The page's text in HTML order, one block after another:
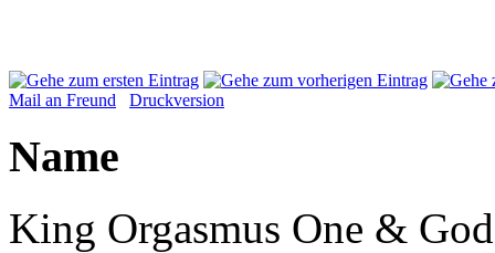
Mail an Freund Druckversion
Name
King Orgasmus One &